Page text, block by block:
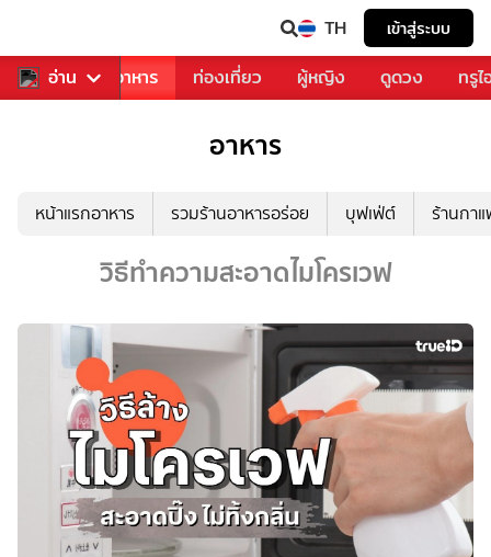
TH เข้าสู่ระบบ
อ่าน
การเพลง อาหาร ท่องเที่ยว ผู้หญิง ดูดวง ทรู
อาหาร
หน้าแรกอาหาร รวมร้านอาหารอร่อย บุฟเฟ่ต์ ร้านกา
วิธีทำความสะอาดไมโครเวฟ